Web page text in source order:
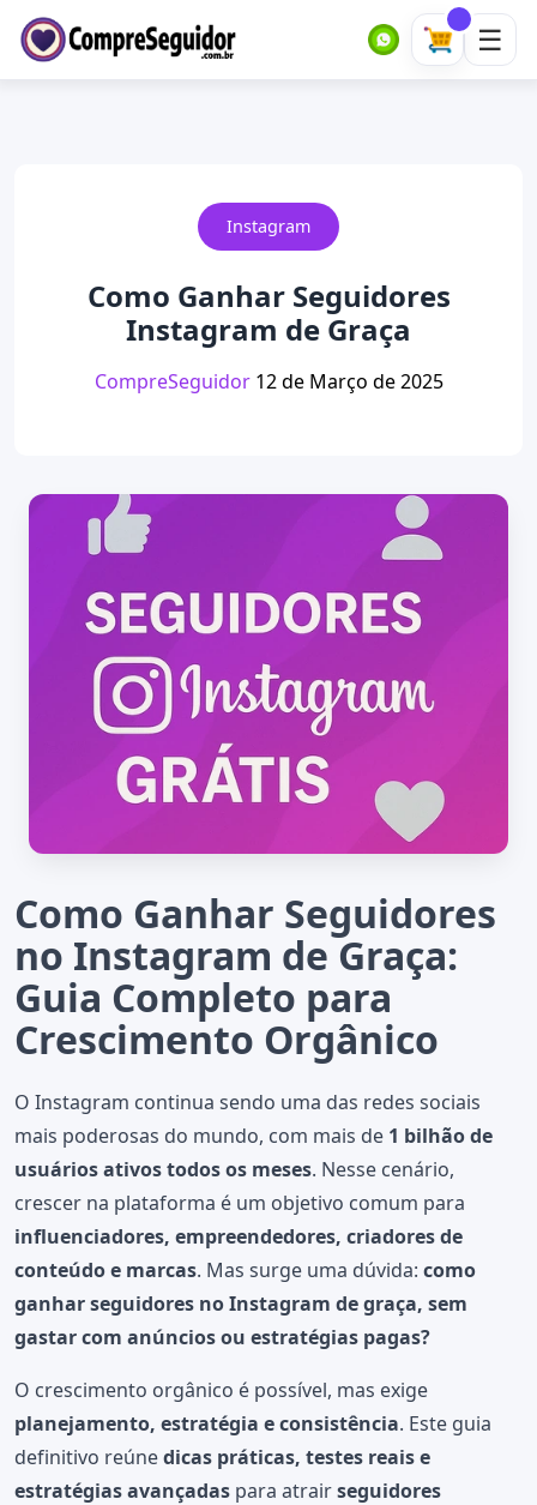
Instagram
Como Ganhar Seguidores
Instagram de Graça
CompreSeguidor 12 de Março de 2025
Como Ganhar Seguidores
no Instagram de Graça:
Guia Completo para
Crescimento Orgânico
O Instagram continua sendo uma das redes sociais
mais poderosas do mundo, com mais de 1 bilhão de
usuários ativos todos os meses. Nesse cenário,
crescer na plataforma é um objetivo comum para
influenciadores, empreendedores, criadores de
conteúdo e marcas. Mas surge uma dúvida: como
ganhar seguidores no Instagram de graça, sem
gastar com anúncios ou estratégias pagas?
O crescimento orgânico é possível, mas exige
planejamento, estratégia e consistência. Este guia
definitivo reúnedicas práticas, testes reais e
estratégias avançadas para atrairseguidores